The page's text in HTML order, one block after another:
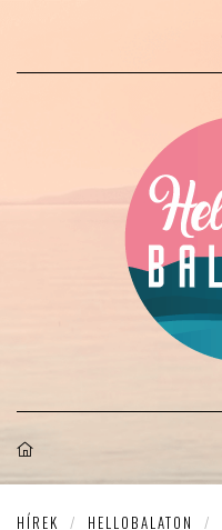
HÍREK / HELLOBALATON /